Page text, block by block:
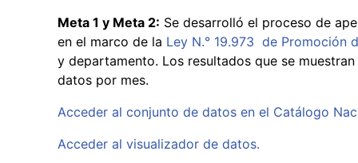
Meta 1 y Meta 2: Se desarrolló el proceso de
en el marco de la Ley N.° 19.973 de Promoción
y departamento. Los resultados que se
datos por mes.
Acceder al conjunto de datos en el Catálogo
Acceder al visualizador de datos.